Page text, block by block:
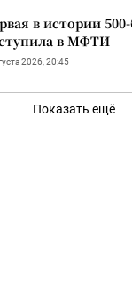
в истории
в МФТИ
2026, 20:45
Показать ещё